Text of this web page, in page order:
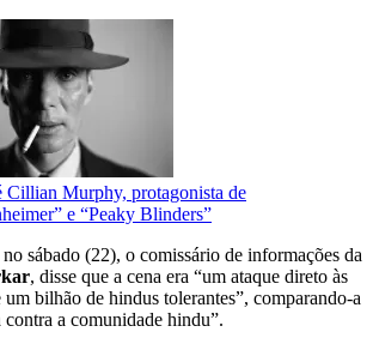
Cillian Murphy, protagonista de
e “Peaky Blinders”
sábado (22), o comissário de informações da
, disse que a cena era “um ataque direto às
um bilhão de hindus tolerantes”, comparando-a
contra a comunidade hindu”.